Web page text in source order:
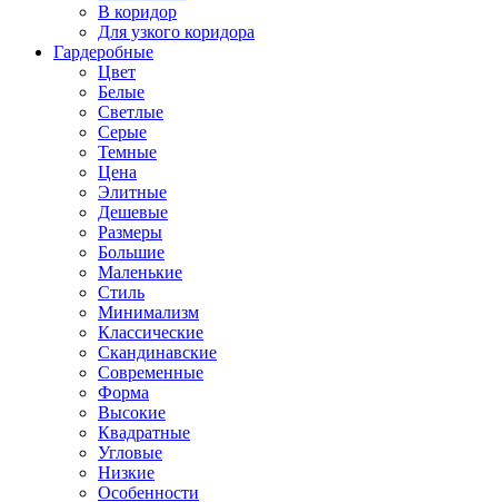
В коридор
Для узкого коридора
Гардеробные
Цвет
Белые
Светлые
Серые
Темные
Цена
Элитные
Дешевые
Размеры
Большие
Маленькие
Стиль
Минимализм
Классические
Скандинавские
Современные
Форма
Высокие
Квадратные
Угловые
Низкие
Особенности